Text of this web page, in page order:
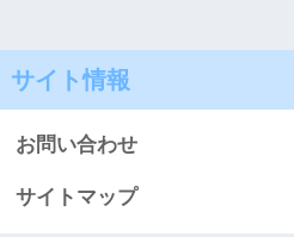
サイト情報
お問い合わせ
サイトマップ